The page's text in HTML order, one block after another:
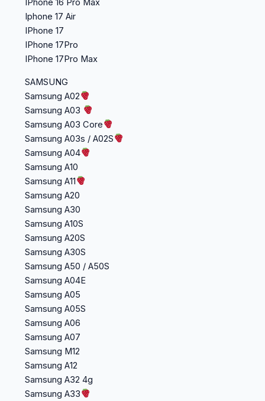
IPhone 16 Pro Max
Iphone 17 Air
IPhone 17
IPhone 17Pro
IPhone 17Pro Max
SAMSUNG
Samsung A02
Samsung A03
Samsung A03 Core
Samsung A03s / A02S
Samsung A04
Samsung A10
Samsung A11
Samsung A20
Samsung A30
Samsung A10S
Samsung A20S
Samsung A30S
Samsung A50 / A50S
Samsung A04E
Samsung A05
Samsung A05S
Samsung A06
Samsung A07
Samsung M12
Samsung A12
Samsung A32 4g
Samsung A33